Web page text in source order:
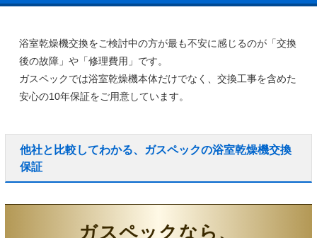
浴室乾燥機交換をご検討中の方が最も不安に感じるのが「交換
後の故障」や「修理費用」です。
ガスペックでは浴室乾燥機本体だけでなく、交換工事を含めた
安心の10年保証をご用意しています。
他社と比較してわかる、ガスペックの浴室乾燥機交換
保証
ガスペックなら、